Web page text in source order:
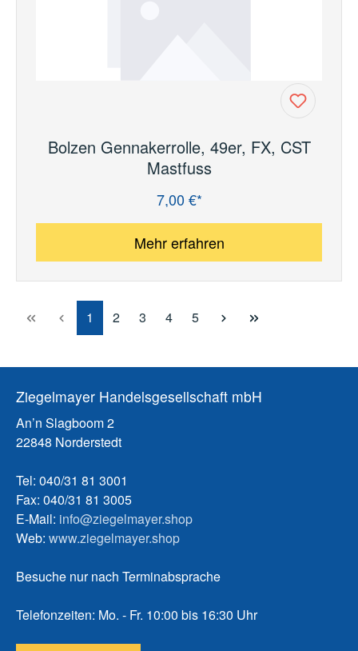
Bolzen Gennakerrolle, 49er, FX, CST
Mastfuss
7,00 €*
Mehr erfahren
Seite
1 Seite
2 Seite
3 Seite
4 Seite
5
Ziegelmayer Handelsgesellschaft mbH
An’n Slagboom 2
22848 Norderstedt
Tel: 040/31 81 3001
Fax: 040/31 81 3005
E-Mail: info@ziegelmayer.shop
Web: www.ziegelmayer.shop
Besuche nur nach Terminabsprache
Telefonzeiten: Mo. - Fr. 10:00 bis 16:30 Uhr